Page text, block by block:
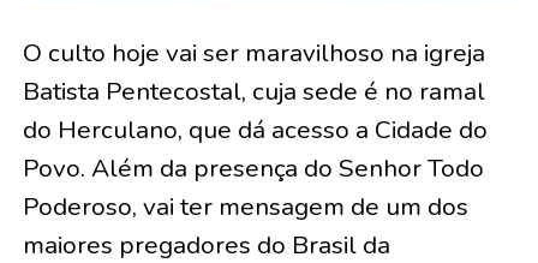
O culto hoje vai ser maravilhoso na igreja
Batista Pentecostal, cuja sede é no ramal
do Herculano, que dá acesso a Cidade do
Povo. Além da presença do Senhor Todo
Poderoso, vai ter mensagem de um dos
maiores pregadores do Brasil da